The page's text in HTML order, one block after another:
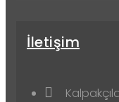
İletişim